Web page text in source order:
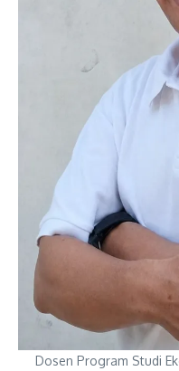
Dosen Program Studi